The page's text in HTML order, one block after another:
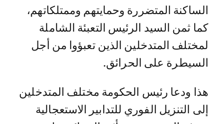
الساكنة المتضررة وحمايتهم وممتلكاتهم،
كما ثمن السيد الرئيس التعبئة الشاملة
لمختلف المتدخلين الذين تعبؤوا من أجل
السيطرة على الحرائق.
هذا ودعا رئيس الحكومة مختلف المتدخلين
إلى التنزيل الفوري للتدابير الاستعجالية